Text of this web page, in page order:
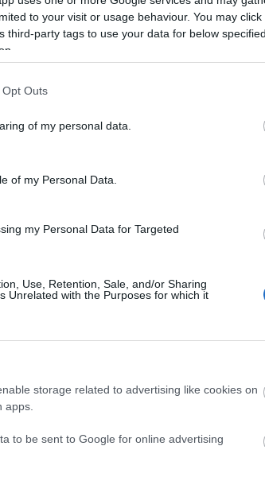
to your visit or usage behaviour. You may
third-party tags to use your data for below
Outs
of my personal data.
of my Personal Data.
my Personal Data for Targeted
Use, Retention, Sale, and/or Sharing
Unrelated with the Purposes for which it
storage related to advertising like cookies on
apps.
to be sent to Google for online advertising